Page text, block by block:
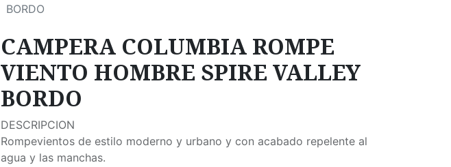
BORDO
CAMPERA COLUMBIA ROMPE
VIENTO HOMBRE SPIRE VALLEY
BORDO
DESCRIPCION
Rompevientos de estilo moderno y urbano y con acabado repelente al
agua y las manchas.